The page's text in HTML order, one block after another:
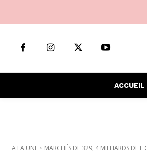
ACCUEIL
A LA UNE MARCHÉS DE 329, 4 MILLIARDS DE